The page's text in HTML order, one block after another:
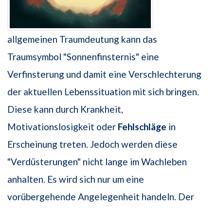
allgemeinen Traumdeutung kann das
Traumsymbol "Sonnenfinsternis" eine
Verfinsterung und damit eine Verschlechterung
der aktuellen Lebenssituation mit sich bringen.
Diese kann durch Krankheit,
Motivationslosigkeit oder Fehlschläge in
Erscheinung treten. Jedoch werden diese
"Verdüsterungen" nicht lange im Wachleben
anhalten. Es wird sich nur um eine
vorübergehende Angelegenheit handeln. Der